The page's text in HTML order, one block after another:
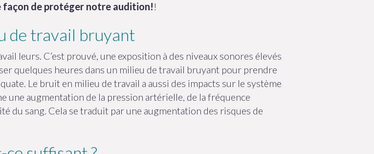
façon de protéger notre audition!!
de travail bruyant
leurs. C’est prouvé, une exposition à des niveaux sonores élevés
quelques heures dans un milieu de travail bruyant pour prendre
Le bruit en milieu de travail a aussi des impacts sur le système
une augmentation de la pression artérielle, de la fréquence
du sang. Cela se traduit par une augmentation des risques de